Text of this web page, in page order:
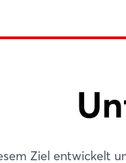
Ziel entwickelt